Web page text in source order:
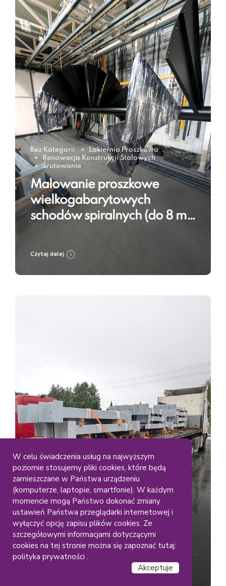
Bez Kategorii
Lakiernia Proszkowa
Renowacja Konstrukcji Stalowych
Śrutowanie
Malowanie proszkowe
wielkogabarytowych
schodów spiralnych (do 8 m)
praktyce
Czytaj dalej
Duze Elementy
Gabaryty
Lakiernia Koczargi
Malowanie dużych
konstrukcji stalowych – RAL
(9006)
W celu świadczenia usług na najwyższym
poziomie stosujemy pliki cookies, które będą
zamieszczane w Państwa urządzeniu
(komputerze, laptopie, smartfonie). W każdym
momencie mogą Państwo dokonać zmiany
ustawień Państwa przeglądarki internetowej i
wyłączyć opcję zapisu plików cookies. Ze
szczegółowymi informacjami dotyczącymi
cookies na tej stronie można się zapoznać tutaj:
polityka prywatności .
Akceptuje